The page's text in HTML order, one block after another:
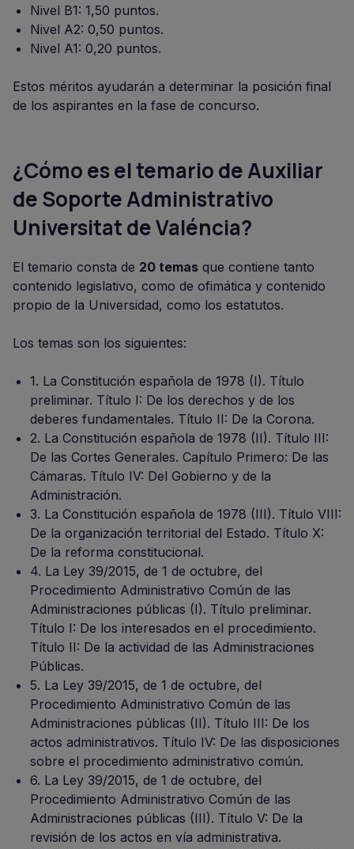
Nivel B1: 1,50 puntos.
Nivel A2: 0,50 puntos.
Nivel A1: 0,20 puntos.
Estos méritos ayudarán a determinar la posición final
de los aspirantes en la fase de concurso.
¿Cómo es el temario deAuxiliar
de Soporte Administrativo
Universitat de Valéncia?
El temario consta de 20 temas que contiene tanto
contenido legislativo, como de ofimática y contenido
propio de la Universidad, como los estatutos.
Los temas son los siguientes:
1. La Constitución española de 1978 (I). Título
preliminar. Título I: De los derechos y de los
deberes fundamentales. Título II: De la Corona.
2. La Constitución española de 1978 (II). Título III:
De las Cortes Generales. Capítulo Primero: De las
Cámaras. Título IV: Del Gobierno y de la
Administración.
3. La Constitución española de 1978 (III). Título VIII:
De la organización territorial del Estado. Título X:
De la reforma constitucional.
4. La Ley 39/2015, de 1 de octubre, del
Procedimiento Administrativo Común de las
Administraciones públicas (I). Título preliminar.
Título I: De los interesados en el procedimiento.
Título II: De la actividad de las Administraciones
Públicas.
5. La Ley 39/2015, de 1 de octubre, del
Procedimiento Administrativo Común de las
Administraciones públicas (II). Título III: De los
actos administrativos. Título IV: De las disposiciones
sobre el procedimiento administrativo común.
6. La Ley 39/2015, de 1 de octubre, del
Procedimiento Administrativo Común de las
Administraciones públicas (III). Título V: De la
revisión de los actos en vía administrativa.